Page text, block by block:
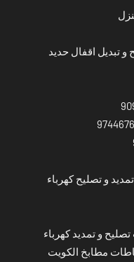
و تبديل اقفال حديد
و تصليح كهرباء
و تمديد كهرباء
مطابخ الكويت